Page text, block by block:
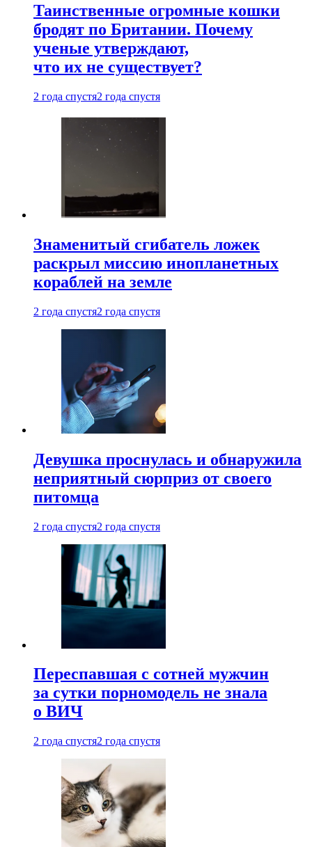
Таинственные огромные кошки
бродят по Британии. Почему
ученые утверждают,
что их не существует?
2 года спустя2 года спустя
Знаменитый сгибатель ложек
раскрыл миссию инопланетных
кораблей на земле
2 года спустя2 года спустя
Девушка проснулась и обнаружила
неприятный сюрприз от своего
питомца
2 года спустя2 года спустя
Переспавшая с сотней мужчин
за сутки порномодель не знала
о ВИЧ
2 года спустя2 года спустя